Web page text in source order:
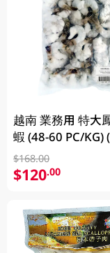
越南 業務用 特大
蝦 (48-60 PC/KG)
品牌隨機發放)
$168.00
$120.00